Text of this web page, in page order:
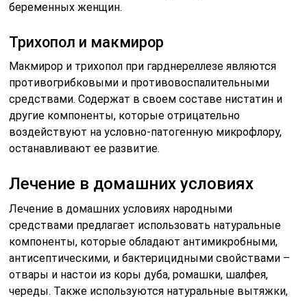
беременных женщин.
Трихопол и макмирор
Макмирор и трихопол при гарднереллезе являются
противогрибковыми и противовоспалительными
средствами. Содержат в своем составе нистатин и
другие компоненты, которые отрицательно
воздействуют на условно-патогенную микрофлору,
останавливают ее развитие.
Лечение в домашних условиях
Лечение в домашних условиях народными
средствами предлагает использовать натуральные
компоненты, которые обладают антимикробными,
антисептическими, и бактерицидными свойствами –
отвары и настои из коры дуба, ромашки, шалфея,
череды. Также используются натуральные вытяжки,